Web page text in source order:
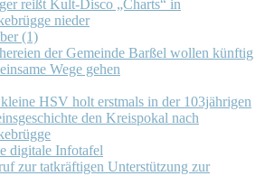
reißt Kult-Disco „Charts“ in
nieder
(1)
der Gemeinde Barßel wollen künftig
Wege gehen
HSV holt erstmals in der 103jährigen
den Kreispokal nach
digitale Infotafel
zur tatkräftigen Unterstützung zur